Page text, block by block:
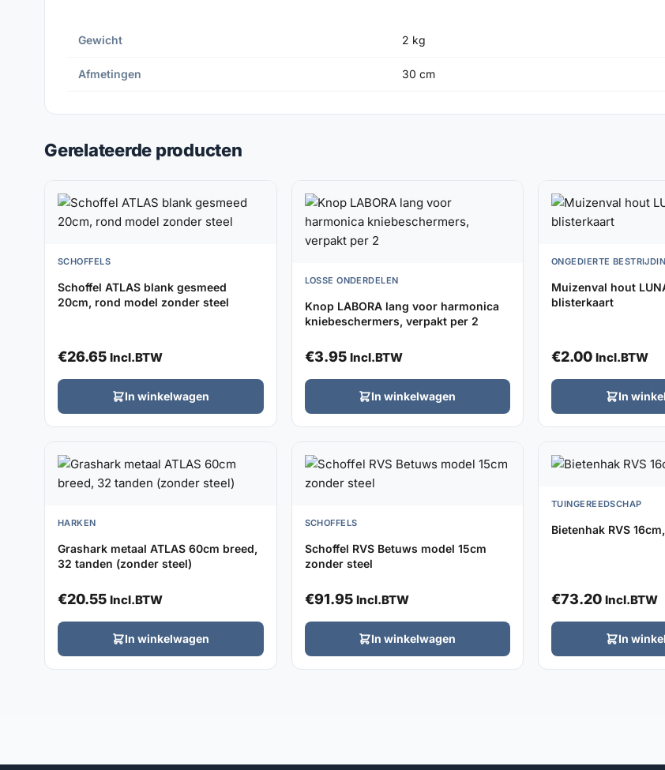
Gewicht 2 kg
Afmetingen 30 cm
Gerelateerde producten
SCHOFFELS
Schoffel ATLAS blank gesmeed
20cm, rond model zonder steel
€26.65 Incl.BTW
In winkelwagen
LOSSE ONDERDELEN
Knop LABORA lang voor harmonica
kniebeschermers, verpakt per 2
€3.95 Incl.BTW
In winkelwagen
ONGEDIERTE
Muizenval hout
blisterkaart
€2.00 Incl.BTW
In
HARKEN
Grashark metaal ATLAS 60cm breed,
32 tanden (zonder steel)
€20.55 Incl.BTW
In winkelwagen
SCHOFFELS
Schoffel RVS Betuws model 15cm
zonder steel
€91.95 Incl.BTW
In winkelwagen
TUINGEREEDSCHAP
Bietenhak RVS
€73.20 Incl.BTW
In